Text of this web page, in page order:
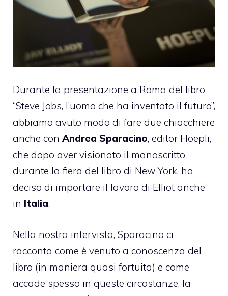
Durante la presentazione a Roma del libro
“Steve Jobs, l’uomo che ha inventato il futuro”,
abbiamo avuto modo di fare due chiacchiere
anche con Andrea Sparacino, editor Hoepli,
che dopo aver visionato il manoscritto
durante la fiera del libro di New York, ha
deciso di importare il lavoro di Elliot anche
in Italia.
Nella nostra intervista, Sparacino ci
racconta come è venuto a conoscenza del
libro (in maniera quasi fortuita) e come
accade spesso in queste circostanze, la